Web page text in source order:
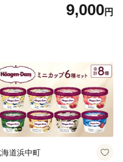
9,000円
道浜中町